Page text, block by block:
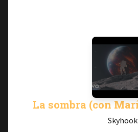
La sombra (con
Skyhook